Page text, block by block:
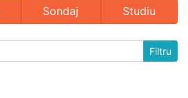
Sondaj Studiu